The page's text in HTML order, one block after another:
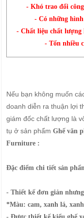
- Khó trao đổi
- Có những
- Chất liệu chất
- Tốn nhiều
Nếu bạn không muốn
doanh diễn ra thuận lợi
giám đốc chất lượng là
tụ ở sản phẩm Ghế văn
Furniture :
Đặc điểm chi tiết sản
- Thiết kế đơn giản
*Màu: cam, xanh lá,